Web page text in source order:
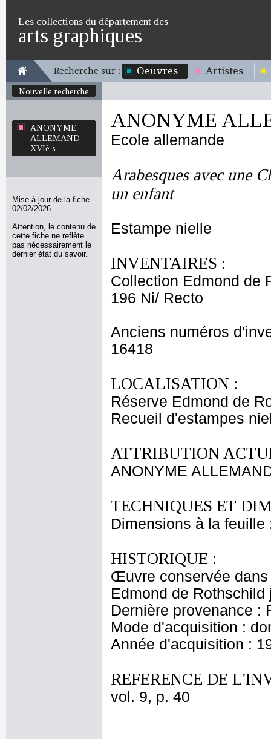
Les collections du département des
arts graphiques
Recherche sur : Oeuvres Artistes
Nouvelle recherche
ANONYME
ALLEMAND
XVIè s
Mise à jour de la fiche
02/02/2026
Attention, le contenu de
cette fiche ne reflète
pas nécessairement le
dernier état du savoir.
ANONYME
Ecole allemande
Arabesques avec une
un enfant
Estampe nielle
INVENTAIRES :
Collection Edmond de
196 Ni/ Recto
Anciens numéros
16418
LOCALISATION :
Réserve Edmond de
Recueil d'estampes
ATTRIBUTION
ANONYME
TECHNIQUES ET
Dimensions à la
HISTORIQUE :
Œuvre conservée dans
Edmond de Rothschild
Dernière provenance :
Mode d'acquisition :
Année d'acquisition :
REFERENCE DE
vol. 9, p. 40